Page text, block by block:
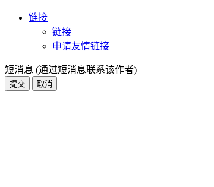
链接
链接
申请友情链接
短消息 (通过短消息联系该作者)